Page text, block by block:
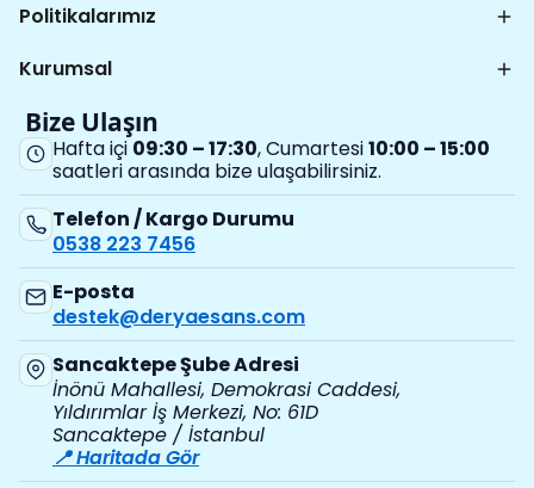
Politikalarımız
Kurumsal
Bize Ulaşın
Hafta içi 09:30 – 17:30, Cumartesi10:00 – 15:00
saatleri arasında bize ulaşabilirsiniz.
Telefon / Kargo Durumu
0538 223 7456
E-posta
destek@deryaesans.com
Sancaktepe Şube Adresi
İnönü Mahallesi, Demokrasi Caddesi,
Yıldırımlar İş Merkezi, No: 61D
Sancaktepe / İstanbul
📍 Haritada Gör